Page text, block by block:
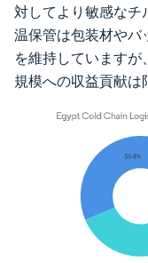
対してより敏感なチ
温保管は包装材やバ
を維持しています
規模への収益貢献は